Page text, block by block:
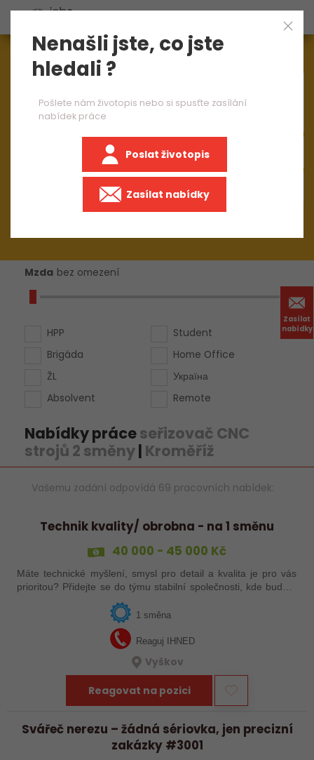
Zasílat
nabídky
Aktuálně1545nabídek práce
Mzda bez omezení
HPP
Brigáda
ŽL
Absolvent
Student
Home Office
Україна
Remote
Nabídky práceseřizovač CNC
strojů 2 směny| Kroměříž
Vašemu zadání odpovídá 69 pracovních nabídek:
Technik kvality/ obrobna - na 1 směnu
40 000 - 45 000 Kč
Máte technické myšlení, smysl pro detail a kvalita je pro vás
prioritou? Přidejte se do týmu stabilní společnosti, kde budete
mít možnost podílet se na zajištění kvality výroby a
1 směna
Reaguj IHNED
Vyškov
Reagovat na pozici
Svářeč nerezu – žádná sériovka, jen precizní
zakázky #3001
Nenašli jste, co jste
hledali ?
Pošlete nám životopis nebo si spusťte zasílání
nabídek práce
Poslat životopis
Zasílat nabídky